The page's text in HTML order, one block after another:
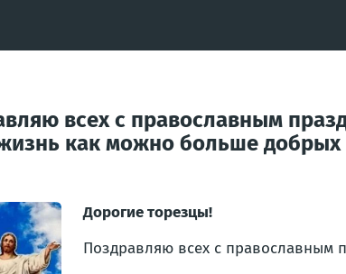
всех с православным
как можно больше
Дорогие торезцы!
Поздравляю всех с православным